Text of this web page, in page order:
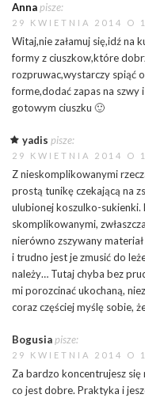
Annapisze:
29 KWIETNIA 2014 O
Witaj,nie załamuj się,idź na
formy z ciuszkow,które
rozpruwac,wystarczy spiąć
forme,dodać zapas na szwy
gotowym ciuszku 🙂
yadis pisze:
29 KWIETNIA 2014 O
Z nieskomplikowanymi
prostą tunikę czekającą na
ulubionej koszulko-sukienki.
skomplikowanymi,
nierówno zszywany
i trudno jest je zmusić do
należy… Tutaj chyba bez
mi porozcinać ukochaną,
coraz częściej myślę sobie,
Bogusiapisze:
29 KWIETNIA 2014 O
Za bardzo koncentrujesz się
co jest dobre. Praktyka i